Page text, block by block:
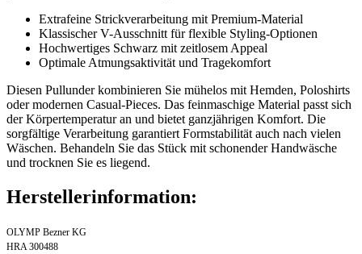
Extrafeine Strickverarbeitung mit Premium-Material
Klassischer V-Ausschnitt für flexible Styling-Optionen
Hochwertiges Schwarz mit zeitlosem Appeal
Optimale Atmungsaktivität und Tragekomfort
Diesen Pullunder kombinieren Sie mühelos mit Hemden, Poloshirts
oder modernen Casual-Pieces. Das feinmaschige Material passt sich
der Körpertemperatur an und bietet ganzjährigen Komfort. Die
sorgfältige Verarbeitung garantiert Formstabilität auch nach vielen
Wäschen. Behandeln Sie das Stück mit schonender Handwäsche
und trocknen Sie es liegend.
Herstellerinformation:
OLYMP Bezner KG
HRA 300488